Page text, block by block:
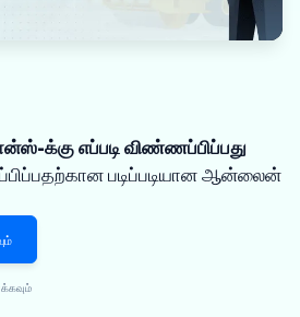
க்கு எப்படி விண்ணப்பிப்பது
படிப்படியான ஆன்லைன்